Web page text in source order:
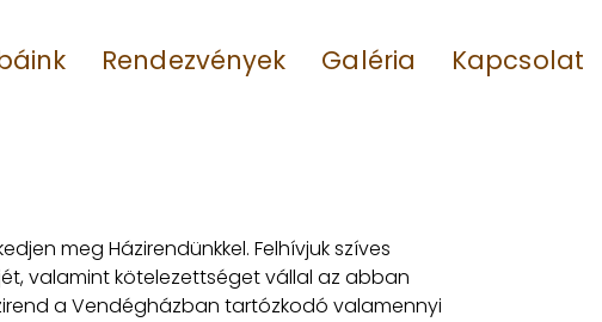
Rendezvények Galéria Kapcsolat
meg Házirendünkkel. Felhívjuk szíves
valamint kötelezettséget vállal az abban
a Vendégházban tartózkodó valamennyi